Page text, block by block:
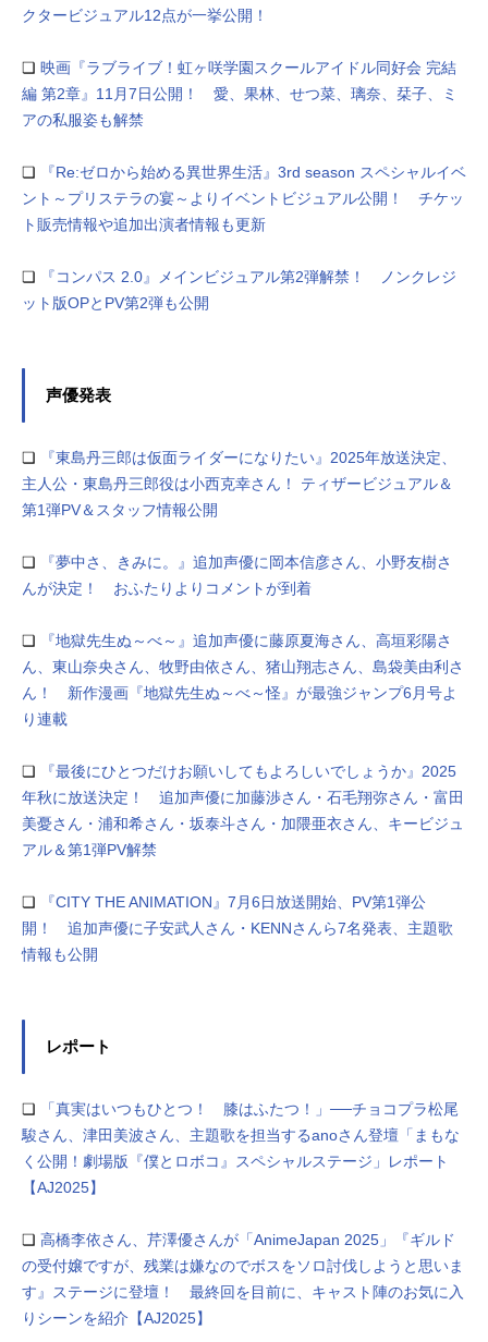
クタービジュアル12点が一挙公開！
❏ 映画『ラブライブ！虹ヶ咲学園スクールアイドル同好会 完結
編 第2章』11月7日公開！ 愛、果林、せつ菜、璃奈、栞子、ミ
アの私服姿も解禁
❏
『Re:ゼロから始める異世界生活』3rd season スペシャルイベ
ント～プリステラの宴～よりイベントビジュアル公開！ チケッ
ト販売情報や追加出演者情報も更新
❏
『コンパス 2.0』メインビジュアル第2弾解禁！ ノンクレジ
ット版OPとPV第2弾も公開
声優発表
❏
『東島丹三郎は仮面ライダーになりたい』2025年放送決定、
主人公・東島丹三郎役は小西克幸さん！ ティザービジュアル＆
第1弾PV＆スタッフ情報公開
❏
『夢中さ、きみに。』追加声優に岡本信彦さん、小野友樹さ
んが決定！ おふたりよりコメントが到着
❏
『地獄先生ぬ～べ～』追加声優に藤原夏海さん、高垣彩陽さ
ん、東山奈央さん、牧野由依さん、猪山翔志さん、島袋美由利さ
ん！ 新作漫画『地獄先生ぬ～べ～怪』が最強ジャンプ6月号よ
り連載
❏
『最後にひとつだけお願いしてもよろしいでしょうか』2025
年秋に放送決定！ 追加声優に加藤渉さん・石毛翔弥さん・富田
美憂さん・浦和希さん・坂泰斗さん・加隈亜衣さん、キービジュ
アル＆第1弾PV解禁
❏
『CITY THE ANIMATION』7月6日放送開始、PV第1弾公
開！ 追加声優に子安武人さん・KENNさんら7名発表、主題歌
情報も公開
レポート
❏
「真実はいつもひとつ！ 膝はふたつ！」──チョコプラ松尾
駿さん、津田美波さん、主題歌を担当するanoさん登壇「まもな
く公開！劇場版『僕とロボコ』スペシャルステージ」レポート
【AJ2025】
❏ 高橋李依さん、芹澤優さんが「AnimeJapan 2025」『ギルド
の受付嬢ですが、残業は嫌なのでボスをソロ討伐しようと思いま
す』ステージに登壇！ 最終回を目前に、キャスト陣のお気に入
りシーンを紹介【AJ2025】